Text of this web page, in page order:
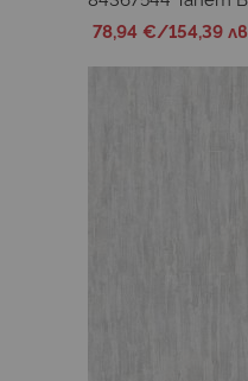
78,94 €/154,39